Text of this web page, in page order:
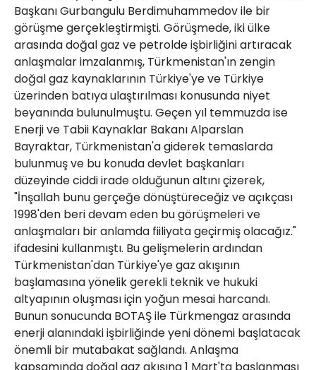
Başkanı Gurbangulu Berdimuhammedov ile bir
görüşme gerçekleştirmişti. Görüşmede, iki ülke
arasında doğal gaz ve petrolde işbirliğini artıracak
anlaşmalar imzalanmış, Türkmenistan'ın zengin
doğal gaz kaynaklarının Türkiye'ye ve Türkiye
üzerinden batıya ulaştırılması konusunda niyet
beyanında bulunulmuştu. Geçen yıl temmuzda ise
Enerji ve Tabii Kaynaklar Bakanı Alparslan
Bayraktar, Türkmenistan'a giderek temaslarda
bulunmuş ve bu konuda devlet başkanları
düzeyinde ciddi irade olduğunun altını çizerek,
"İnşallah bunu gerçeğe dönüştüreceğiz ve açıkçası
1998'den beri devam eden bu görüşmeleri ve
anlaşmaları bir anlamda fiiliyata geçirmiş olacağız."
ifadesini kullanmıştı. Bu gelişmelerin ardından
Türkmenistan'dan Türkiye'ye gaz akışının
başlamasına yönelik gerekli teknik ve hukuki
altyapının oluşması için yoğun mesai harcandı.
Bunun sonucunda BOTAŞ ile Türkmengaz arasında
enerji alanındaki işbirliğinde yeni dönemi başlatacak
önemli bir mutabakat sağlandı. Anlaşma